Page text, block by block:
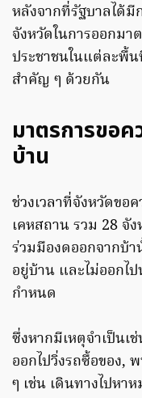
หลังจากที่รัฐบาลได้มี
จังหวัดในการออกมา
ประชาชนในแต่ละพื้
สำคัญ ๆ ด้วยกัน
มาตรการขอ
บ้าน
ช่วงเวลาที่จังหวัดขอ
เคหสถาน รวม 28 จั
ร่วมมืองดออกจากบ้
อยู่บ้าน และไม่ออกไ
กำหนด
ซึ่งหากมีเหตุจำเป็น
ออกไปวิ่งรถซื้อของ,
ๆ เช่น เดินทางไปหา